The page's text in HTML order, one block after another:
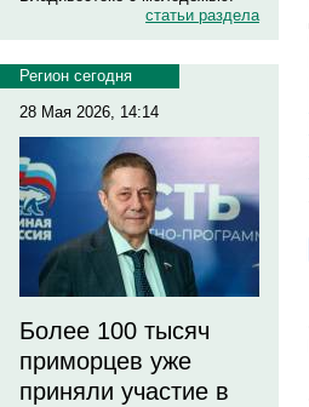
статьи раздела
Регион сегодня
28 Мая 2026, 14:14
Более 100 тысяч
приморцев уже
приняли участие в